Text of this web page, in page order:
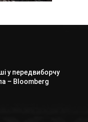
у передвиборчу
– Bloomberg